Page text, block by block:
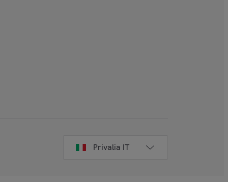
Privalia IT